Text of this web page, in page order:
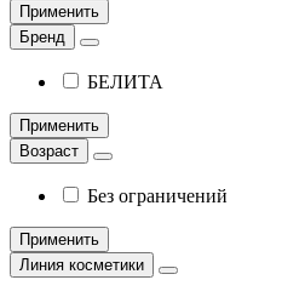
Применить
Бренд
БЕЛИТА
Применить
Возраст
Без ограничений
Применить
Линия косметики